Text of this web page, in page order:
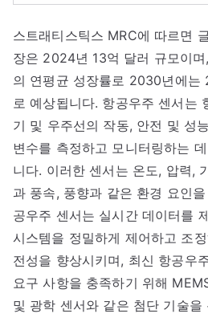
스트래티스틱스 MRC에 따르면
장은 2024년 13억 달러 규모이
의 연평균 성장률로 2030년에는
로 예상됩니다. 항공우주 센서는
기 및 우주선의 작동, 안전 및 성
변수를 측정하고 모니터링하는
니다. 이러한 센서는 온도, 압력,
과 풍속, 풍향과 같은 환경 요인
공우주 센서는 실시간 데이터를
시스템을 정밀하게 제어하고 조
전성을 향상시키며, 최신 항공우
요구 사항을 충족하기 위해
및 광학 센서와 같은 첨단 기술을